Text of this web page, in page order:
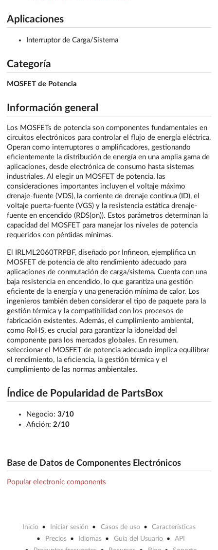
Aplicaciones
Interruptor de Carga/Sistema
Categoría
MOSFET de Potencia
Información general
Los MOSFETs de potencia son componentes fundamentales en
circuitos electrónicos para controlar el flujo de energía eléctrica.
Operan como interruptores o amplificadores, gestionando
eficientemente la distribución de energía en una amplia gama de
aplicaciones, desde electrónica de consumo hasta sistemas
industriales. Al elegir un MOSFET de potencia, las
consideraciones importantes incluyen el voltaje máximo
drenaje-fuente (VDS), la corriente de drenaje continua (ID), el
voltaje puerta-fuente (VGS) y la resistencia estática drenaje-
fuente en encendido (RDS(on)). Estos parámetros determinan la
capacidad del MOSFET para manejar los niveles de potencia
requeridos con pérdidas mínimas.
El IRLML2060TRPBF, diseñado por Infineon, ejemplifica un
MOSFET de potencia de alto rendimiento adecuado para
aplicaciones de conmutación de carga/sistema. Cuenta con una
baja resistencia en encendido, lo que garantiza una gestión
eficiente de la energía y una generación mínima de calor. Los
ingenieros también deben considerar el tipo de paquete para la
gestión térmica y la compatibilidad con los procesos de
fabricación existentes. Además, el cumplimiento ambiental,
como RoHS, es crucial para garantizar la idoneidad del
componente para los mercados globales. En resumen,
seleccionar el MOSFET de potencia adecuado implica equilibrar
el rendimiento, la eficiencia, la gestión térmica y el
cumplimiento de las normas ambientales.
Índice de Popularidad de PartsBox
Negocio: 3/10
Afición: 2/10
Base de Datos de Componentes Electrónicos
Popular electronic components
Inicio Iniciar sesión Casos de uso
Características
Precios
Idiomas Guía del Usuario
API